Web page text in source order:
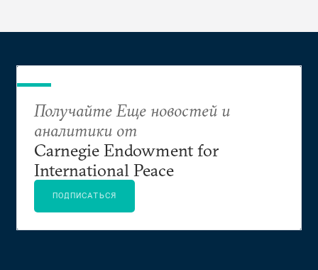
Получайте Еще новостей и
аналитики от
Carnegie Endowment for
International Peace
ПОДПИСАТЬСЯ